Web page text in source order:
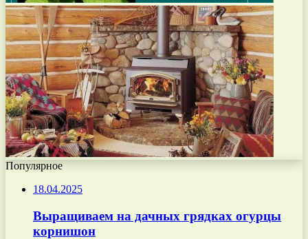
Популярное
18.04.2025
Выращиваем на дачных грядках огурцы
корнишон